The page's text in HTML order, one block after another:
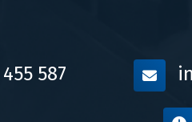
587